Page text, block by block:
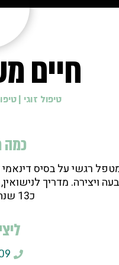
חיים
טיפול זוגי |
כמה
רגשי על בסיס
ויצירה. מדריך
כ13 שנה וכן מטפל זוגי